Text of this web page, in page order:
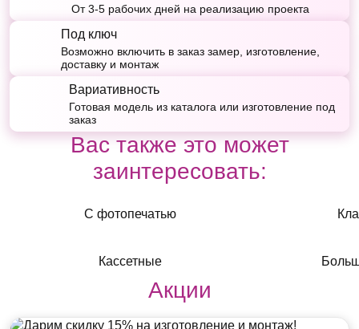
От 3-5 рабочих дней на реализацию проекта
Под ключ
Возможно включить в заказ замер, изготовление,
доставку и монтаж
Вариативность
Готовая модель из каталога или изготовление под
заказ
Вас также это может
заинтересовать:
С фотопечатью
Кассетные
Акции